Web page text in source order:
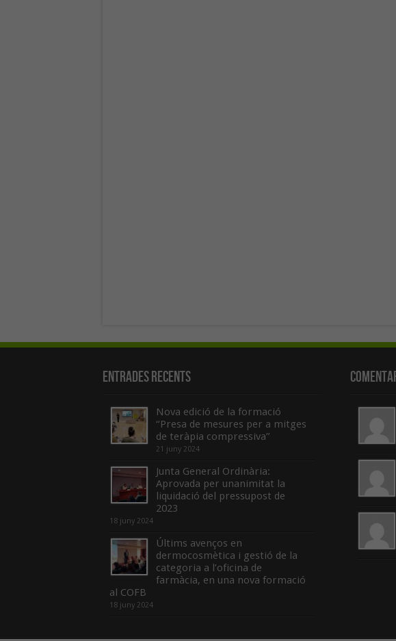
Entrades recents
Nova edició de la formació
“Presa de mesures per a mitges
de teràpia compressiva”
21 juny 2024
Junta General Ordinària:
Aprovada per unanimitat la
liquidació del pressupost de
2023
18 juny 2024
Últims avenços en
dermocosmètica i gestió de la
categoria a l’oficina de
farmàcia, en una nova formació
al COFB
18 juny 2024